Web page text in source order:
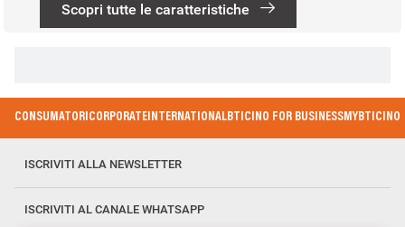
Scopri tutte le caratteristiche
Footer Menu
CONSUMATORICORPORATEINTERNATIONALBTICINO FOR BUSINESSMYBTICINO
ISCRIVITI ALLA NEWSLETTER
ISCRIVITI AL CANALE WHATSAPP